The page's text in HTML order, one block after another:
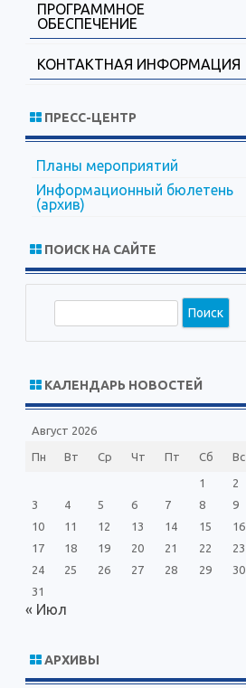
ПРОГРАММНОЕ
ОБЕСПЕЧЕНИЕ
КОНТАКТНАЯ ИНФОРМАЦИЯ
ПРЕСС-ЦЕНТР
Планы мероприятий
Информационный бюлетень
(архив)
ПОИСК НА САЙТЕ
КАЛЕНДАРЬ НОВОСТЕЙ
Август 2026
Пн Вт Ср Чт Пт Сб Вс
1
2
3
4 5 6 7 8
9
10
11 12 13 14 15
16
17
18 19 20 21 22
23
24
25 26 27 28 29
30
31
« Июл
АРХИВЫ